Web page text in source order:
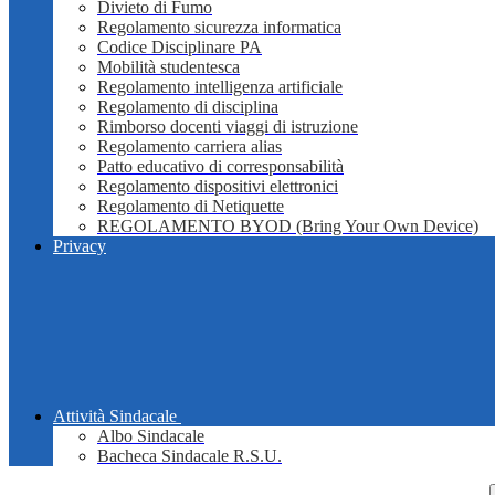
Divieto di Fumo
Regolamento sicurezza informatica
Codice Disciplinare PA
Mobilità studentesca
Regolamento intelligenza artificiale
Regolamento di disciplina
Rimborso docenti viaggi di istruzione
Regolamento carriera alias
Patto educativo di corresponsabilità
Regolamento dispositivi elettronici
Regolamento di Netiquette
REGOLAMENTO BYOD (Bring Your Own Device)
Privacy
Attività Sindacale
Albo Sindacale
Bacheca Sindacale R.S.U.